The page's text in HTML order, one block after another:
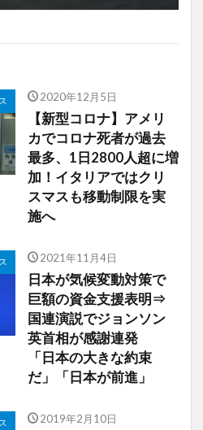
2020年12月5日
【新型コロナ】アメリ
カでコロナ死者が過去
最多、1日2800人超に増
加！イタリアではクリ
スマスも移動制限を実
施へ
2021年11月4日
日本が気候変動対策で
巨額の資金支援表明⇒
国連演説でジョンソン
英首相が感謝連発
「日本の大きな約束
だ」「日本が前進」
2019年2月10日